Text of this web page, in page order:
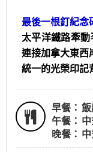
最後一根釘紀念
太平洋鐵路牽
連接加拿大東西
統一的光榮印記
早餐： 飯
午餐：
晚餐：